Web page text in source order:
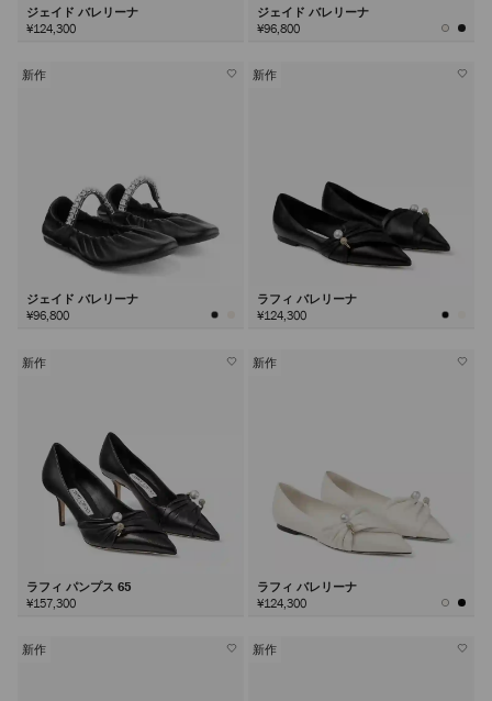
ジェイド バレリーナ
¥124,300
ジェイド バレリーナ
¥96,800
新作
ジェイド バレリーナ
¥96,800
新作
ラフィ バレリーナ
¥124,300
新作
ラフィ パンプス 65
¥157,300
新作
ラフィ バレリーナ
¥124,300
新作 新作